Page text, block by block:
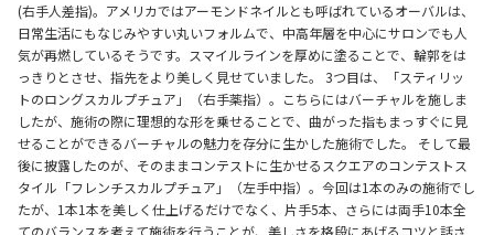
(右手人差指)。アメリカではアーモンドネイルとも呼ばれているオーバルは、
日常生活にもなじみやすい丸いフォルムで、中高年層を中心にサロンでも人
気が再燃しているそうです。スマイルラインを厚めに塗ることで、輪郭をは
っきりとさせ、指先をより美しく見せていました。 3つ目は、「スティリッ
トのロングスカルプチュア」（右手薬指）。こちらにはバーチャルを施しま
したが、施術の際に理想的な形を乗せることで、曲がった指もまっすぐに見
せることができるバーチャルの魅力を存分に生かした施術でした。 そして最
後に披露したのが、そのままコンテストに生かせるスクエアのコンテストス
タイル「フレンチスカルプチュア」（左手中指）。今回は1本のみの施術でし
たが、1本1本を美しく仕上げるだけでなく、片手5本、さらには両手10本全
てのバランスを考えて施術を行うことが、美しさを格段にあげるコツと話さ